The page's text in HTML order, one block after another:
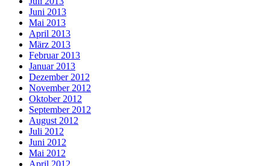
Juni 2013
Mai 2013
April 2013
März 2013
Februar 2013
Januar 2013
Dezember 2012
November 2012
Oktober 2012
September 2012
August 2012
Juli 2012
Juni 2012
Mai 2012
April 2012